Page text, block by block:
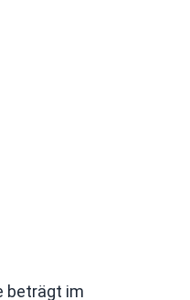
beträgt im